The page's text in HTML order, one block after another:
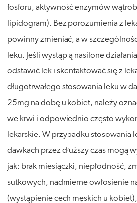
fosforu, aktywność enzymów
lipidogram). Bez porozumienia z
powinny zmieniać, a w
leku. Jeśli wystąpią nasilone
odstawić lek i skontaktować się z
długotrwałego stosowania leku w
25mg na dobę u kobiet, należy
we krwi i odpowiednio często
lekarskie. W przypadku stosowania
dawkach przez dłuższy czas mogą
jak: brak miesiączki, niepłodność,
sutkowych, nadmierne owłosienie
(wystąpienie cech męskich u